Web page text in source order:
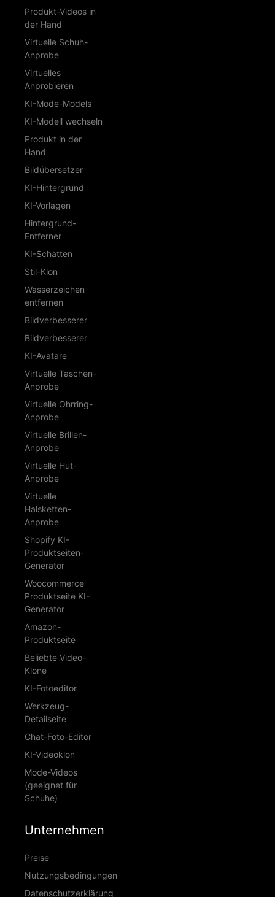
Produkt-Videos in
der Hand
Virtuelle Schuh-
Anprobe
Virtuelles
Anprobieren
KI-Mode-Models
KI-Modell wechseln
Produkt in der
Hand
Bildübersetzer
KI-Hintergrund
KI-Vorlagen
Hintergrund-
Entferner
KI-Schatten
Stil-Klon
Wasserzeichen
entfernen
Bildverbesserer
Bildverbesserer
KI-Avatare
Virtuelle Taschen-
Anprobe
Virtuelle Ohrring-
Anprobe
Virtuelle Brillen-
Anprobe
Virtuelle Hut-
Anprobe
Virtuelle
Halsketten-
Anprobe
Shopify KI-
Produktseiten-
Generator
Woocommerce
Produktseite KI-
Generator
Amazon-
Produktseite
Beliebte Video-
Klone
KI-Fotoeditor
Werkzeug-
Detailseite
Chat-Foto-Editor
KI-Videoklon
Mode-Videos
(geeignet für
Schuhe)
Unternehmen
Preise
Nutzungsbedingungen
Datenschutzerklärung